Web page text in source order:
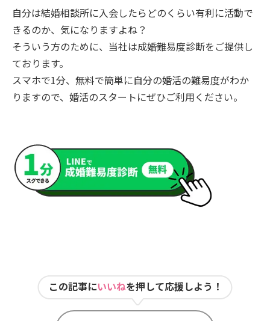
自分は結婚相談所に入会したらどのくらい有利に活動で
きるのか、気になりますよね？
そういう方のために、当社は成婚難易度診断をご提供し
ております。
スマホで1分、無料で簡単に自分の婚活の難易度がわか
りますので、婚活のスタートにぜひご利用ください。
この記事にいいねを押して応援しよう！